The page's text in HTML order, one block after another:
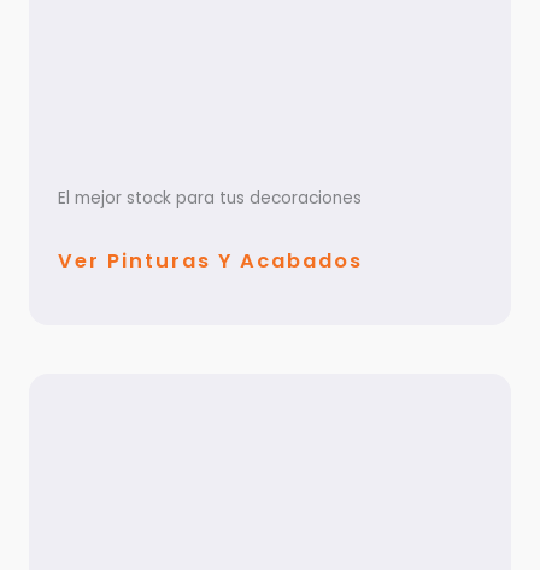
El mejor stock para tus decoraciones
Ver Pinturas Y Acabados